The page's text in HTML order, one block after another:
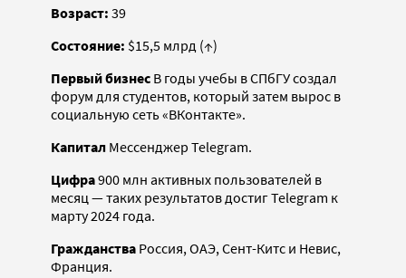
Возраст: 39
Состояние: $15,5 млрд (↑)
Первый бизнес В годы учебы в СПбГУ создал
форум для студентов, который затем вырос в
социальную сеть «ВКонтакте».
Капитал Мессенджер Telegram.
Цифра900 млн активных пользователей в
месяц — таких результатов достиг Telegram к
марту 2024 года.
Гражданства Россия, ОАЭ, Сент-Китс и Невис,
Франция.